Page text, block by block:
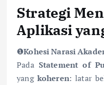
Strategi
Aplikasi
❶Kohesi Narasi
Pada Statement of
yang koheren: latar